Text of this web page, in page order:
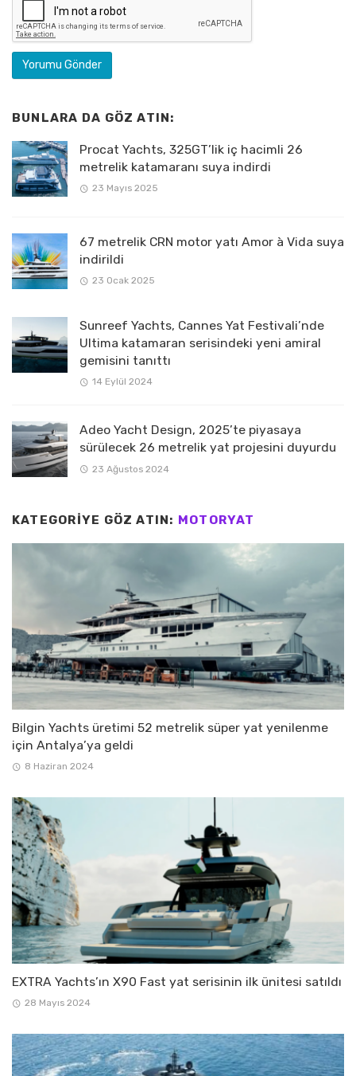
BUNLARA DA GÖZ ATIN:
Procat Yachts, 325GT’lik iç hacimli 26
metrelik katamaranı suya indirdi
23 Mayıs 2025
67 metrelik CRN motor yatı Amor à Vida suya
indirildi
23 Ocak 2025
Sunreef Yachts, Cannes Yat Festivali’nde
Ultima katamaran serisindeki yeni amiral
gemisini tanıttı
14 Eylül 2024
Adeo Yacht Design, 2025’te piyasaya
sürülecek 26 metrelik yat projesini duyurdu
23 Ağustos 2024
KATEGORIYE GÖZ ATIN: MOTORYAT
Bilgin Yachts üretimi 52 metrelik süper yat yenilenme
için Antalya’ya geldi
8 Haziran 2024
EXTRA Yachts’ın X90 Fast yat serisinin ilk ünitesi satıldı
28 Mayıs 2024